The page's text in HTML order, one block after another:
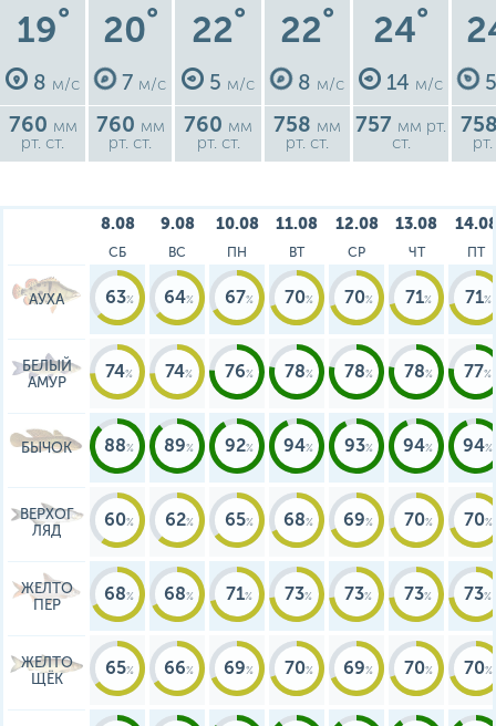
19°
8 м/с
760 мм
рт. ст.
20°
7 м/с
760 мм
рт. ст.
22°
5 м/с
760 мм
рт. ст.
22°
8 м/с
758 мм
рт. ст.
24°
14 м/с
757 мм рт.
ст.
8.08
СБ
9.08
ВС
10.08
ПН
11.08
ВТ
12.08
СР
13.08
ЧТ ПТ
АУХА 63 64 67 70 70 71 71
БЕЛЫЙ
АМУР
74 74 76 78 78 78 77
БЫЧОК 88 89 92 94 93 94 94
ВЕРХОГ
ЛЯД
60 62 65 68 69 70 70
ЖЕЛТО
ПЕР
68 68 71 73 73 73 73
ЖЕЛТО
ЩЁК
65 66 69 70 69 70 70